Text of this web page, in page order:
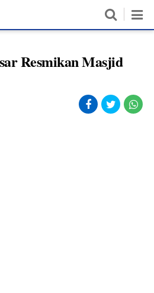
Resmikan Masjid